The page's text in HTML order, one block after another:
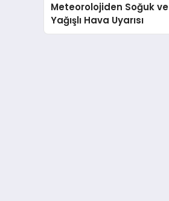
Meteorolojiden Soğuk ve
Yağışlı Hava Uyarısı